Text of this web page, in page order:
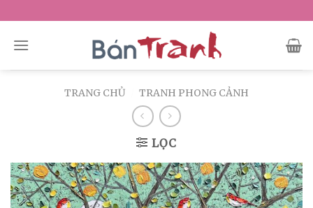
to
content
TRANG CHỦ TRANH PHONG CẢNH
LỌC